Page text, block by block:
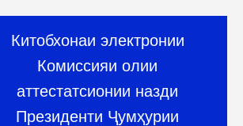
Китобхонаи электронии
Комиссияи олии
аттестатсионии назди
Президенти Ҷумҳурии